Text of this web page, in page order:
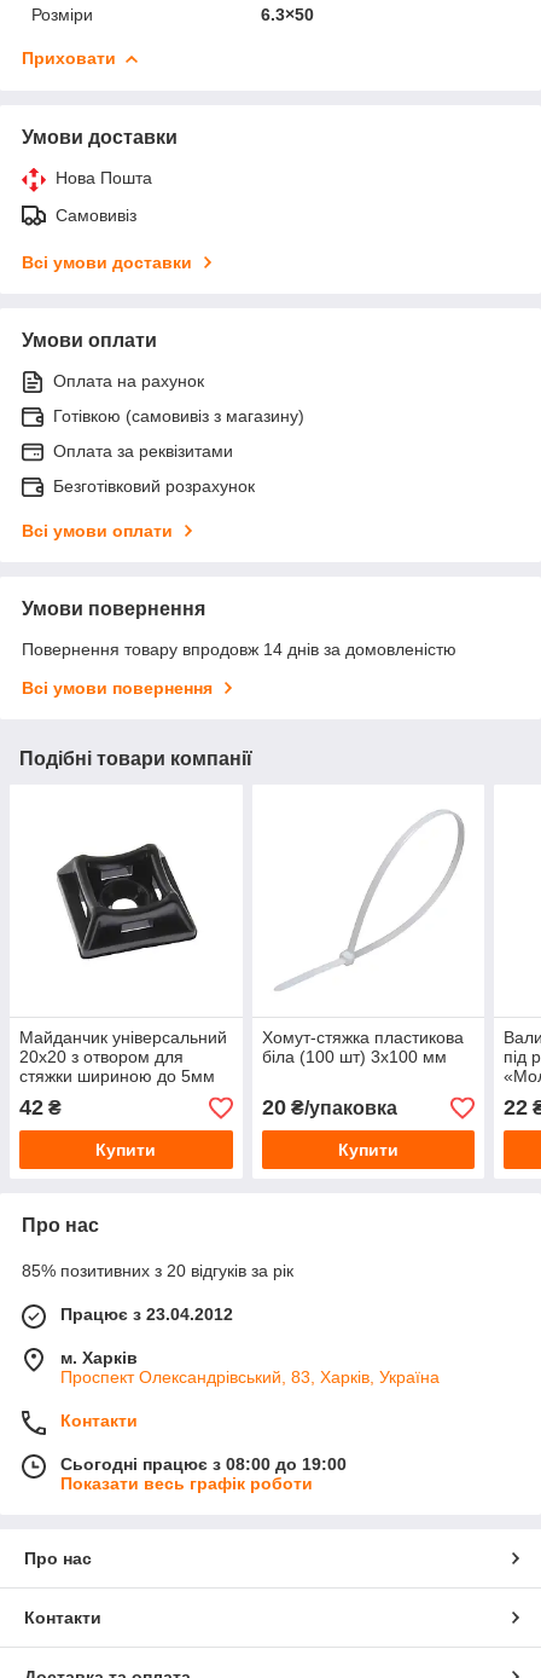
Розміри
6.3×50
Приховати
Умови доставки
Нова Пошта
Самовивіз
Всі умови доставки
Умови оплати
Оплата на рахунок
Готівкою (самовивіз з магазину)
Оплата за реквізитами
Безготівковий розрахунок
Всі умови оплати
Умови повернення
Повернення товару впродовж 14 днів за домовленістю
Всі умови повернення
Подібні товари компанії
Майданчик універсальний
20х20 з отвором для
стяжки шириною до 5мм
чорна (пач 50шт) APRO
42 ₴
Купити
Хомут-стяжка пластикова
біла (100 шт) 3х100 мм
20₴/упаковка
Купити
під
22
Про нас
85% позитивних з 20 відгуків за рік
Працює з 23.04.2012
м. Харків
Проспект Олександрівський, 83, Харків, Україна
Контакти
Сьогодні працює з 08:00 до 19:00
Показати весь графік роботи
Про нас
Контакти